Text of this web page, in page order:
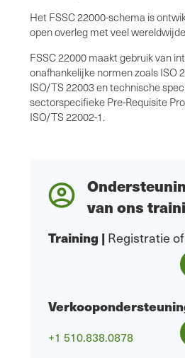
Het FSSC 22000-schema is
open overleg met veel
FSSC 22000 maakt gebruik van
onafhankelijke normen zoals ISO
ISO/TS 22003 en technische
sectorspecifieke Pre-Requisite
ISO/TS 22002-1.
van ons
Training | Registratie
+1 510.838.0878